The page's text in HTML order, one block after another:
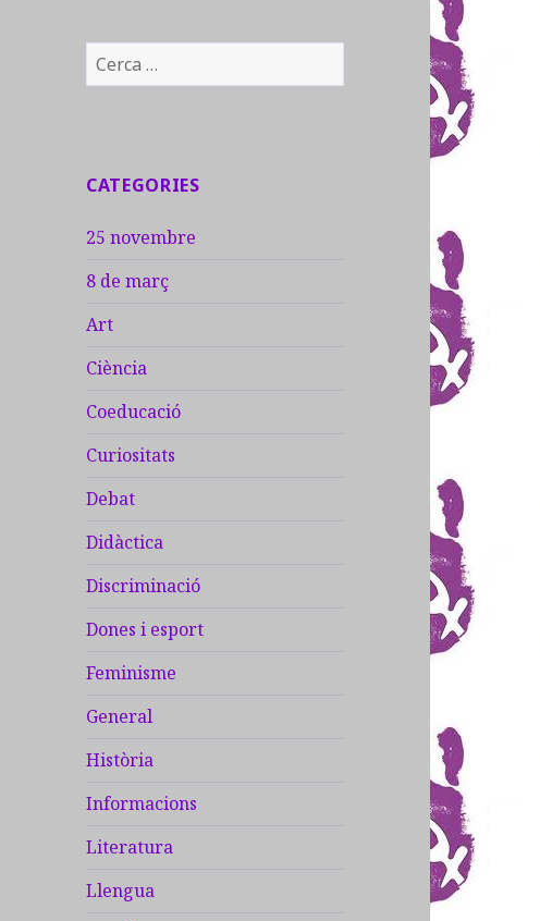
C
e
:CATEGORIES
25 novembre
8 de març
Art
Ciència
Coeducació
Curiositats
Debat
Didàctica
Discriminació
Dones i esport
Feminisme
General
Història
Informacions
Literatura
Llengua